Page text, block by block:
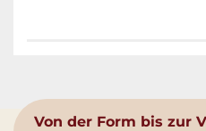
Von der Form bis zur